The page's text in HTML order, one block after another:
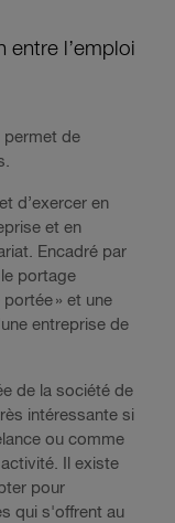
entre l’emploi
permet de
d’exercer en
et en
Encadré par
le portage
» et une
entreprise de
de la société de
intéressante si
ou comme
Il existe
pour
qui s'offrent au